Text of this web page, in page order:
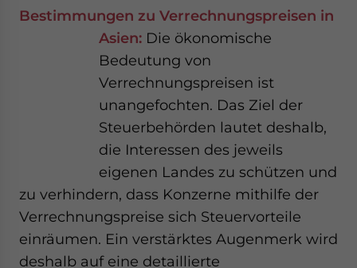
Bestimmungen zu Verrechnungspreisen in
Asien: Die ökonomische
Bedeutung von
Verrechnungspreisen ist
unangefochten. Das Ziel der
Steuerbehörden lautet deshalb,
die Interessen des jeweils
eigenen Landes zu schützen und
zu verhindern, dass Konzerne mithilfe der
Verrechnungspreise sich Steuervorteile
einräumen. Ein verstärktes Augenmerk wird
deshalb auf eine detaillierte